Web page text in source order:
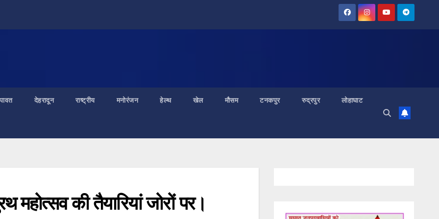
देहरादून राष्ट्रीय मनोरंजन हेल्थ खेल मौसम टनकपुर रुद्रपुर लोहाघाट
महोत्सव की तैयारियां जोरों पर।